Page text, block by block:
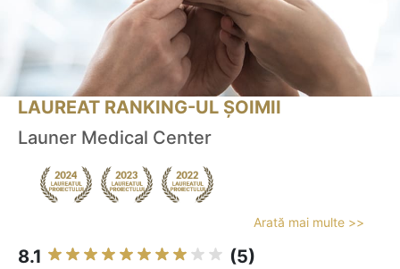
LAUREAT RANKING-UL ȘOIMII
Launer Medical Center
Arată mai multe >>
8.1 (5)